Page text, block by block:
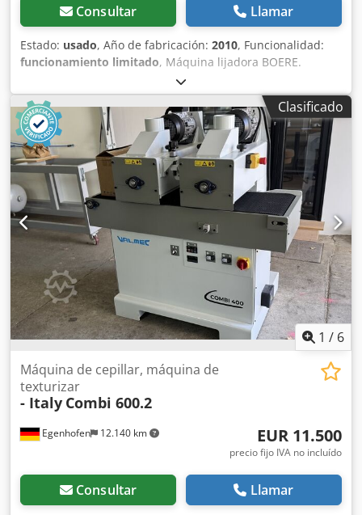
Consultar Llamar
Estado: usado, Año de fabricación: 2010, Funcionalidad:
funcionamiento limitado, Máquina lijadora BOERE.
Crsdpjzlr N Ejfx Abwsf Estado: requiere revisión. Es
necesario revisar la cadena, así como el mecanismo de
ajuste de altura.
Clasificado
1 / 6
Egenhofen 12.140 km
Máquina de cepillar, máquina de
texturizar
- Italy Combi 600.2
EUR 11.500
precio fijo IVA no incluído
Consultar Llamar